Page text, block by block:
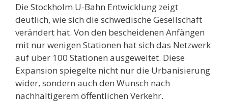
Die Stockholm U-Bahn Entwicklung zeigt
deutlich, wie sich die schwedische Gesellschaft
verändert hat. Von den bescheidenen Anfängen
mit nur wenigen Stationen hat sich das Netzwerk
auf über 100 Stationen ausgeweitet. Diese
Expansion spiegelte nicht nur die Urbanisierung
wider, sondern auch den Wunsch nach
nachhaltigerem öffentlichen Verkehr.